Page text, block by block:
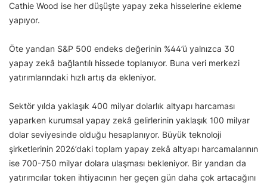
Cathie Wood ise her düşüşte yapay zeka hisselerine ekleme
yapıyor.
Öte yandan S&P 500 endeks değerinin %44’ü yalnızca 30
yapay zekâ bağlantılı hissede toplanıyor. Buna veri merkezi
yatırımlarındaki hızlı artış da ekleniyor.
Sektör yılda yaklaşık 400 milyar dolarlık altyapı harcaması
yaparken kurumsal yapay zekâ gelirlerinin yaklaşık 100 milyar
dolar seviyesinde olduğu hesaplanıyor. Büyük teknoloji
şirketlerinin 2026’daki toplam yapay zekâ altyapı harcamalarının
ise 700-750 milyar dolara ulaşması bekleniyor. Bir yandan da
yatırımcılar token ihtiyacının her geçen gün daha çok artacağını